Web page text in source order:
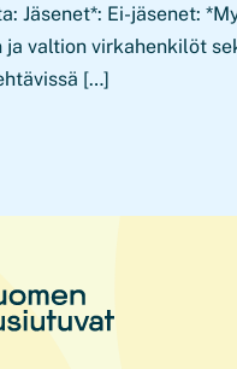
Jäsenet*: Ei-jäsenet:
ja valtion virkahenkilöt
[…]